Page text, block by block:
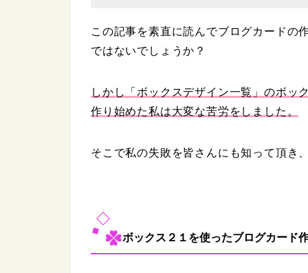
この記事を素直に読んでブログカードの
ではないでしょうか？
しかし「ボックスデザイン一覧」のボッ
作り始めた私は大変な苦労をしました。
そこで私の失敗を皆さんにも知って頂き
ボックス２１を使ったブログカード